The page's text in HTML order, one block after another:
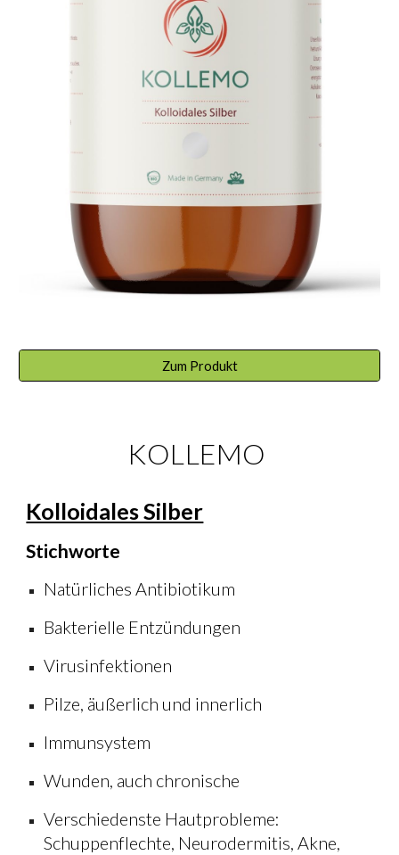
Zum Produkt
KOLLEMO
Kolloidales Silber
Stichworte
Natürliches Antibiotikum
Bakterielle Entzündungen
Virusinfektionen
Pilze, äußerlich und innerlich
Immunsystem
Wunden, auch chronische
Verschiedenste Hautprobleme:
Schuppenflechte, Neurodermitis, Akne,